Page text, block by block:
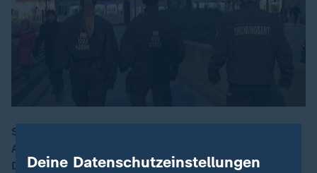
00:17
Seit heute verhandeln Gewerkschaften und
Arbeitgeber weiter über die Tarife für den öffentlichen
Dienst der Länder. Es ist bereits die dritte
Deine Datenschutzeinstellungen